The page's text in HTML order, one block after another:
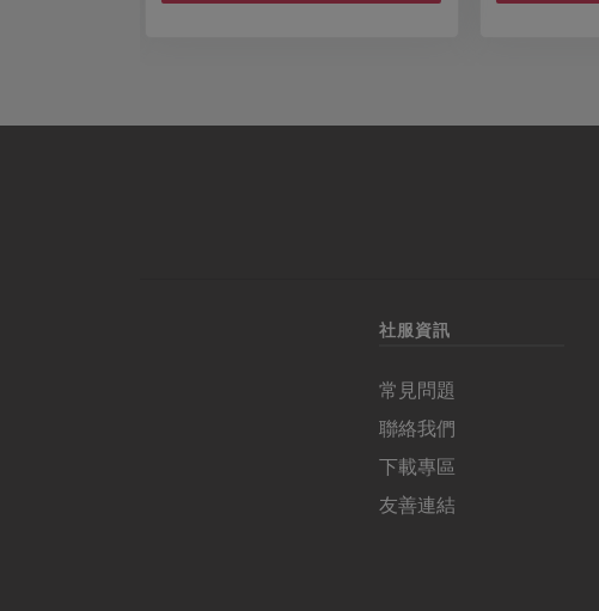
社服資訊
常見問題
聯絡我們
下載專區
友善連結